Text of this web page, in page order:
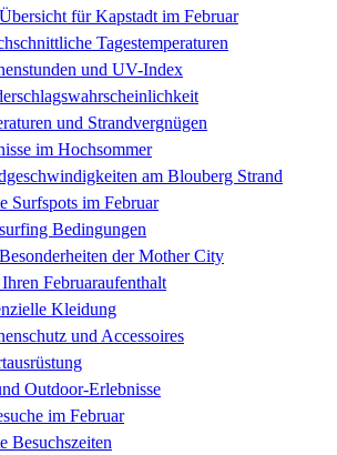
für Kapstadt im Februar
Tagestemperaturen
und UV-Index
und Strandvergnügen
im Hochsommer
am Blouberg Strand
Surfspots im Februar
Bedingungen
der Mother City
Februaraufenthalt
Kleidung
und Accessoires
Outdoor-Erlebnisse
im Februar
Besuchszeiten